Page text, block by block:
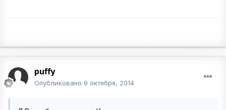
puffy
Опубликовано 9 октября, 2014